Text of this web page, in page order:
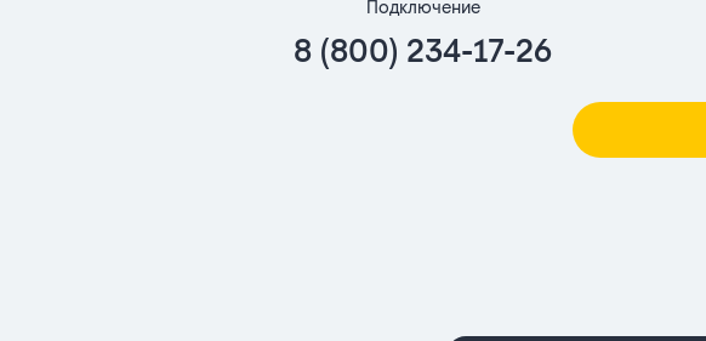
Подключение
8 (800) 234-17-26